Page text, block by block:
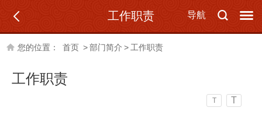
导航
工作职责
您的位置： 首页 >部门简介 > 工作职责
工作职责
T T